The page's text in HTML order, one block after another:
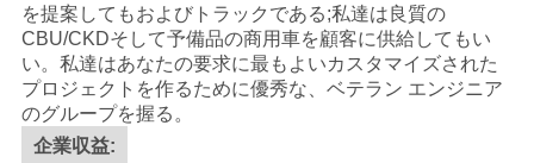
ー
ポ
リ
を提案してもおよびトラックである;私達は良質の
CBU/CKDそして予備品の商用車を顧客に供給してもい
い。 私達はあなたの要求に最もよいカスタマイズされた
プロジェクトを作るために優秀な、ベテラン エンジニア
のグループを握る。
企業収益: